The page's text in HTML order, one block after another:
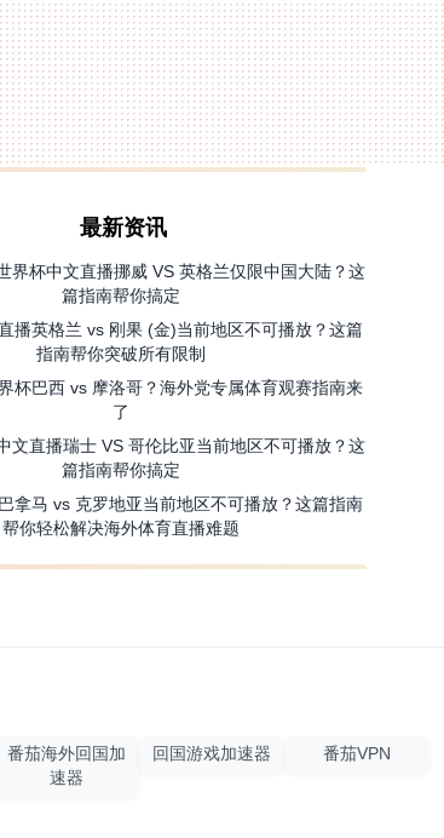
最新资讯
界杯中文直播挪威 VS 英格兰仅限中国大陆？这
篇指南帮你搞定
播英格兰 vs 刚果 (金)当前地区不可播放？这篇
指南帮你突破所有限制
杯巴西 vs 摩洛哥？海外党专属体育观赛指南来
了
文直播瑞士 VS 哥伦比亚当前地区不可播放？这
篇指南帮你搞定
拿马 vs 克罗地亚当前地区不可播放？这篇指南
帮你轻松解决海外体育直播难题
番茄海外回国加
速器
回国游戏加速器 番茄VPN